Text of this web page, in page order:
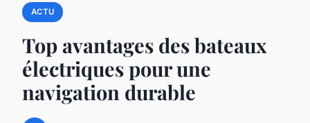
ACTU
Top avantages des bateaux
électriques pour une
navigation durable